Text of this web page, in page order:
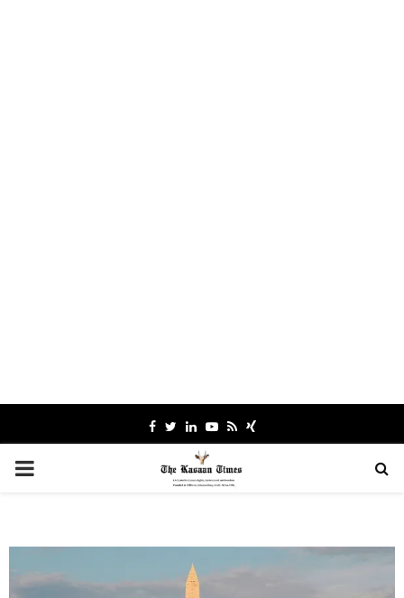
Facebook
TwitterLinkedinYoutube
RssXing
PRIMARY